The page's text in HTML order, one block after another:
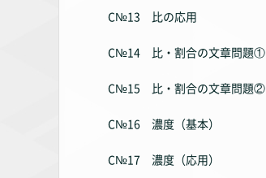
C№13 比の応用
C№14 比・割合の文章問題①
C№15 比・割合の文章問題②
C№16 濃度（基本）
C№17 濃度（応用）